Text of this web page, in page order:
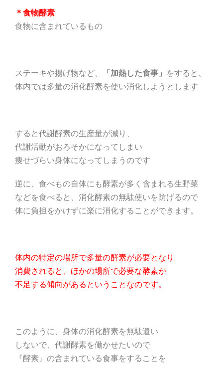
＊食物酵素
食物に含まれているもの
ステーキや揚げ物など、 「加熱した食事」
をすると、
体内では多量の消化酵素を使い消化しようとします
すると代謝酵素の生産量が減り、
代謝活動がおろそかになってしまい
痩せづらい身体になってしまうのです
逆に、食べもの自体にも酵素が多く含まれる生野菜
などを食べると、消化酵素の無駄使いを防げるので
体に負担をかけずに楽に消化することができます。
体内の特定の場所で多量の酵素が必要となり
消費されると、ほかの場所で必要な酵素が
不足する傾向があるということなのです。
このように、身体の消化酵素を無駄遣い
しないで、代謝酵素を働かせたいので
『酵素』の含まれている食事をすることを